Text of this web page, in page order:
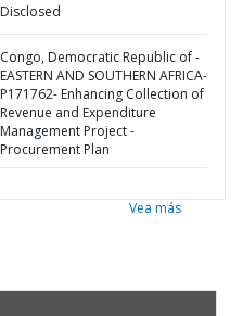
Disclosed
Congo, Democratic Republic of -
EASTERN AND SOUTHERN AFRICA-
P171762- Enhancing Collection of
Revenue and Expenditure
Management Project -
Procurement Plan
Vea más